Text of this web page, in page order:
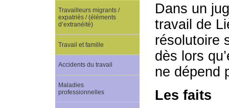
Dans un
travail de
résolutoire
dès lors
ne dépend
Les faits
Travailleurs migrants /
expatriés / (éléments
d’extranéité)
Travail et famille
Accidents du travail
Maladies
professionnelles